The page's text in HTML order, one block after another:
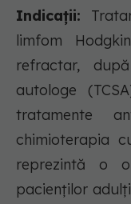
Indicații:
limfom
refractar,
autologe
tratamente
chimioterapia
reprezintă o
pacienţilor